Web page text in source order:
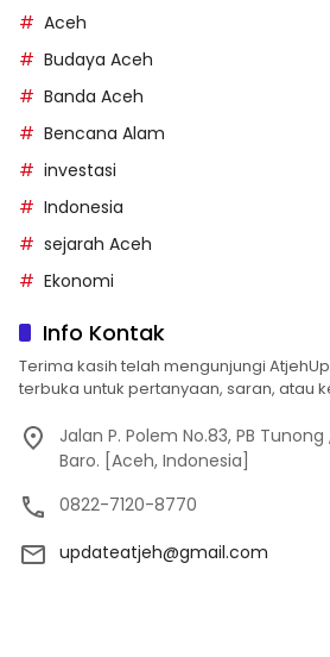
Aceh
Budaya Aceh
Banda Aceh
Bencana Alam
investasi
Indonesia
sejarah Aceh
Ekonomi
Info Kontak
Terima kasih telah mengunjungi
terbuka untuk pertanyaan, saran, atau
Jalan P. Polem No.83, PB
Baro. [Aceh, Indonesia]
0822-7120-8770
updateatjeh@gmail.com